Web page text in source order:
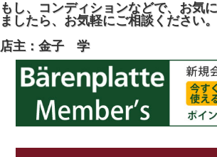
もし、コンディションなどで、お気
ましたら、お気軽にご相談ください。
店主：金子 学